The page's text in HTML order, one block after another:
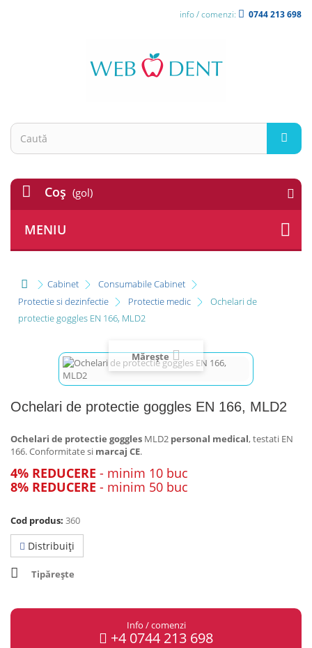
info / comenzi: 0744 213 698
Coş (gol)
MENIU
Cabinet
Consumabile Cabinet
Protectie si dezinfectie
Protectie medic
Ochelari de
protectie goggles EN 166, MLD2
Mărește
Ochelari de protectie goggles EN 166, MLD2
Ochelari de protectie goggles MLD2 personal medical, testati EN
166. Conformitate si marcaj CE.
4% REDUCERE - minim 10 buc
8% REDUCERE - minim 50 buc
Cod produs: 360
Distribuiţi
Tipărește
Info / comenzi
+4 0744 213 698